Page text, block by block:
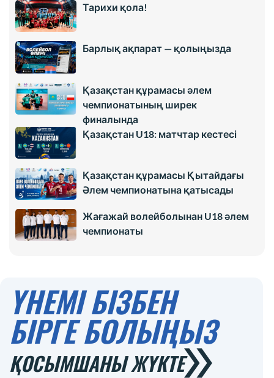
Тарихи қола!
Барлық ақпарат — қолыңызда
Қазақстан құрамасы әлем
чемпионатының ширек
финалында
Қазақстан U18: матчтар кестесі
Қазақстан құрамасы Қытайдағы
Әлем чемпионатына қатысады
Жағажай волейболынан U18 әлем
чемпионаты
ҮНЕМІ БІЗБЕН
БІРГЕ БОЛЫҢЫЗ
ҚОСЫМШАНЫ ЖҮКТЕ